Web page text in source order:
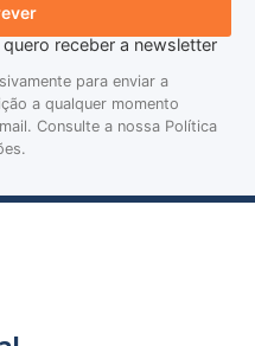
quero receber a newsletter
para enviar a
a qualquer momento
Consulte a nossa Política